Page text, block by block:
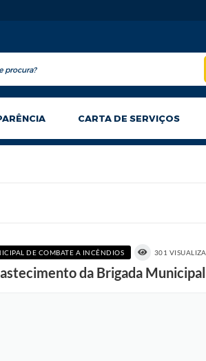
CARTA DE SERVIÇOS
DE COMBATE A INCÊNDIOS 301
da Brigada Municipal